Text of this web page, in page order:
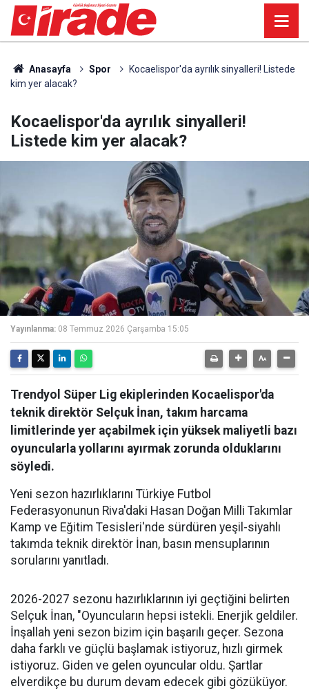
Anasayfa Spor
Kocaelispor'da ayrılık sinyalleri! Listede
kim yer alacak?
Kocaelispor'da ayrılık sinyalleri!
Listede kim yer alacak?
Yayınlanma: 08 Temmuz 2026 Çarşamba 15:05
Trendyol Süper Lig ekiplerinden Kocaelispor'da
teknik direktör Selçuk İnan, takım harcama
limitlerinde yer açabilmek için yüksek maliyetli bazı
oyuncularla yollarını ayırmak zorunda olduklarını
söyledi.
Yeni sezon hazırlıklarını Türkiye Futbol
Federasyonunun Riva'daki Hasan Doğan Milli Takımlar
Kamp ve Eğitim Tesisleri'nde sürdüren yeşil-siyahlı
takımda teknik direktör İnan, basın mensuplarının
sorularını yanıtladı.
2026-2027 sezonu hazırlıklarının iyi geçtiğini belirten
Selçuk İnan, "Oyuncuların hepsi istekli. Enerjik geldiler.
İnşallah yeni sezon bizim için başarılı geçer. Sezona
daha farklı ve güçlü başlamak istiyoruz, hızlı girmek
istiyoruz. Giden ve gelen oyuncular oldu. Şartlar
elverdikçe bu durum devam edecek gibi gözüküyor.